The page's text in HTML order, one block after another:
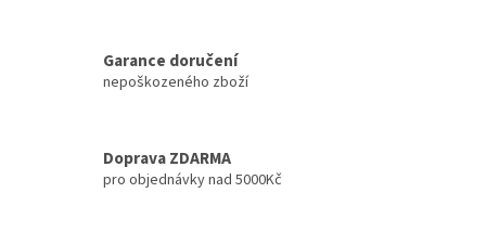
Garance doručení
nepoškozeného zboží
Doprava ZDARMA
pro objednávky nad 5000Kč